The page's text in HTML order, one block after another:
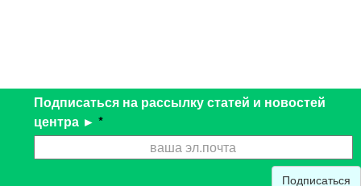
Подписаться на рассылку статей и новостей
центра ► *
Подписаться